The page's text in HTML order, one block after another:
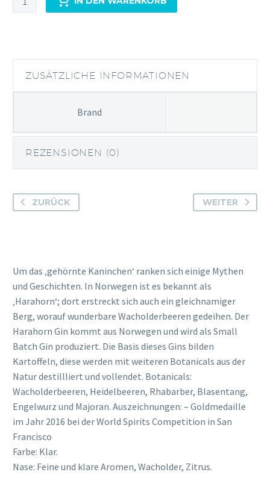
Norwegian
Menge
ZUSÄTZLICHE INFORMATIONEN
Brand
REZENSIONEN (0)
ZURÜCK WEITER
Um das ‚gehörnte Kaninchen‘ ranken sich einige Mythen
und Geschichten. In Norwegen ist es bekannt als
‚Harahorn‘; dort erstreckt sich auch ein gleichnamiger
Berg, worauf wunderbare Wacholderbeeren gedeihen. Der
Harahorn Gin kommt aus Norwegen und wird als Small
Batch Gin produziert. Die Basis dieses Gins bilden
Kartoffeln, diese werden mit weiteren Botanicals aus der
Natur destillliert und vollendet. Botanicals:
Wacholderbeeren, Heidelbeeren, Rhabarber, Blasentang,
Engelwurz und Majoran. Auszeichnungen: – Goldmedaille
im Jahr 2016 bei der World Spirits Competition in San
Francisco
Farbe: Klar.
Nase: Feine und klare Aromen, Wacholder, Zitrus.